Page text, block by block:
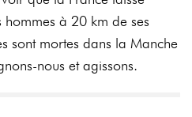
à 20 km de ses
sont mortes dans la Manche
nous et agissons.